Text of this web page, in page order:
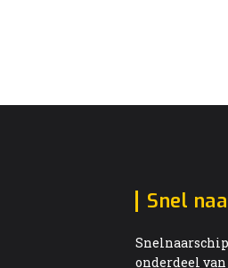
Snel
onderdeel